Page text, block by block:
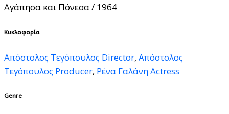
Αγάπησα και Πόνεσα/ 1964
Κυκλοφορία
Απόστολος Τεγόπουλος Director, Απόστολος
Τεγόπουλος Producer, Ρένα Γαλάνη Actress
Genre